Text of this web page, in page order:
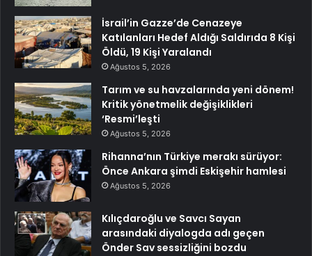
İsrail’in Gazze’de Cenazeye
Katılanları Hedef Aldığı Saldırıda 8 Kişi
Öldü, 19 Kişi Yaralandı
Ağustos 5, 2026
Tarım ve su havzalarında yeni dönem!
Kritik yönetmelik değişiklikleri
‘Resmi’leşti
Ağustos 5, 2026
Rihanna’nın Türkiye merakı sürüyor:
Önce Ankara şimdi Eskişehir hamlesi
Ağustos 5, 2026
Kılıçdaroğlu ve Savcı Sayan
arasındaki diyalogda adı geçen
Önder Sav sessizliğini bozdu